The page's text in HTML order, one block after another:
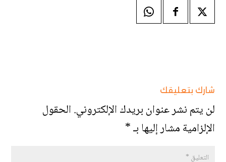
شارك بتعليقك
لن يتم نشر عنوان بريدك الإلكتروني.الحقول
الإلزامية مشار إليها بـ*